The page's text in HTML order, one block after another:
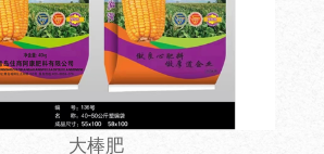
大棒肥